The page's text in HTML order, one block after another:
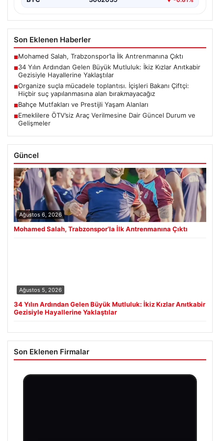
Son Eklenen Haberler
■Mohamed Salah, Trabzonspor’la İlk Antrenmanına Çıktı
■34 Yılın Ardından Gelen Büyük Mutluluk: İkiz Kızlar Anıtkabir
Gezisiyle Hayallerine Yaklaştılar
■Organize suçla mücadele toplantısı. İçişleri Bakanı Çiftçi:
Hiçbir suç yapılanmasına alan bırakmayacağız
■Bahçe Mutfakları ve Prestijli Yaşam Alanları
■Emeklilere ÖTV’siz Araç Verilmesine Dair Güncel Durum ve
Gelişmeler
Güncel
Ağustos 6, 2026
Mohamed Salah, Trabzonspor’la İlk Antrenmanına Çıktı
Ağustos 5, 2026
34 Yılın Ardından Gelen Büyük Mutluluk: İkiz Kızlar Anıtkabir
Gezisiyle Hayallerine Yaklaştılar
Son Eklenen Firmalar